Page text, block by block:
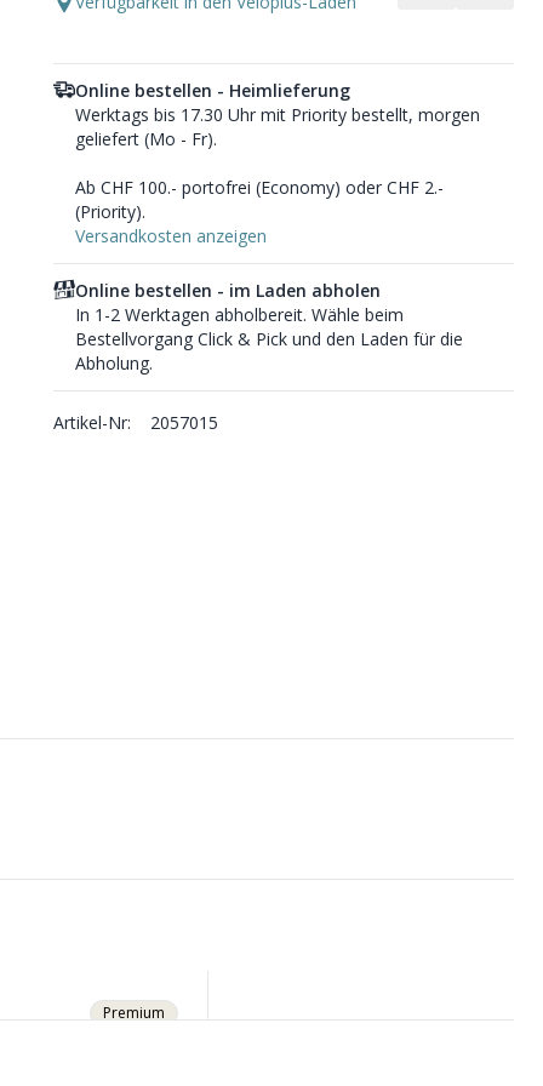
Online bestellen - Heimlieferung
Werktags bis 17.30 Uhr mit Priority bestellt, morgen
geliefert (Mo - Fr).
Ab CHF 100.- portofrei (Economy) oder CHF 2.-
(Priority).
Versandkosten anzeigen
Online bestellen - im Laden abholen
In 1-2 Werktagen abholbereit. Wähle beim
Bestellvorgang Click & Pick und den Laden für die
Abholung.
Artikel-Nr: 2057015
Premium